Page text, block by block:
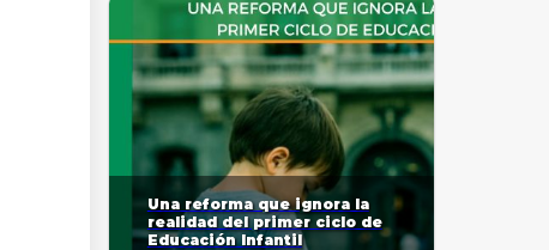
Una reforma que ignora la
realidad del primer ciclo de
Educación Infantil